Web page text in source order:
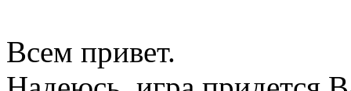
Всем привет.